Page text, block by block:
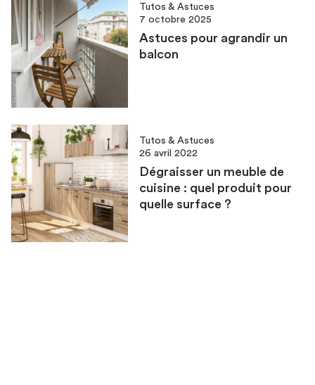
Tutos & Astuces
7 octobre 2025
Astuces pour agrandir un
balcon
Tutos & Astuces
26 avril 2022
Dégraisser un meuble de
cuisine : quel produit pour
quelle surface ?